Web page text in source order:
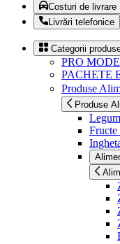
Costuri de livrare
Livrări telefonice
Categorii
PRO
PACHETE
Produse
Produse
Fructe